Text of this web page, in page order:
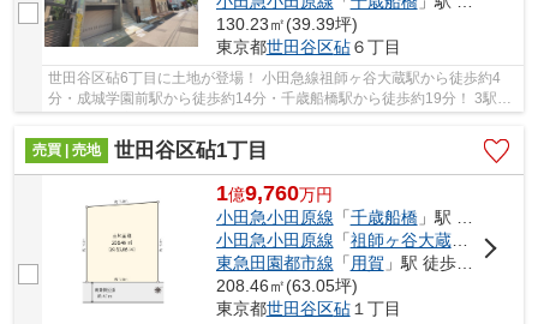
130.23㎡(39.39坪)
東京都世田谷区砧６丁目
世田谷区砧6丁目に土地が登場！ 小田急線祖師ヶ谷大蔵駅から徒歩約4
分・成城学園前駅から徒歩約14分・千歳船橋駅から徒歩約19分！ 3駅利
売買 | 売地
世田谷区砧1丁目
1億9,760万円
小田急小田原線 「千歳船橋」駅 徒歩21分
小田急小田原線 「祖師ヶ谷大蔵」駅 徒歩
東急田園都市線 「 用賀 」駅 徒歩26分
208.46㎡(63.05坪)
東京都世田谷区砧１丁目